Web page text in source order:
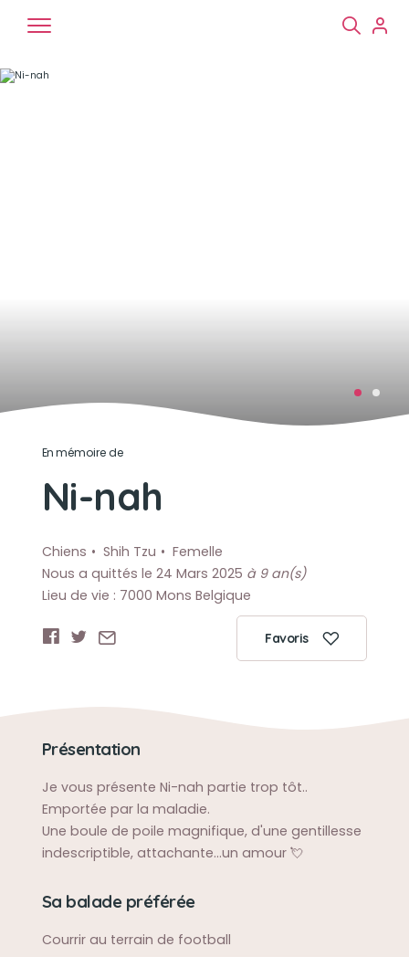
En mémoire de
Ni-nah
Chiens Shih Tzu
Femelle
Nous a quittés le 24 Mars 2025 à 9 an(s)
Lieu de vie : 7000 Mons Belgique
Favoris
Présentation
Je vous présente Ni-nah partie trop tôt..
Emportée par la maladie.
Une boule de poile magnifique, d'une gentillesse
indescriptible, attachante...un amour 💘
Sa balade préférée
Courrir au terrain de football